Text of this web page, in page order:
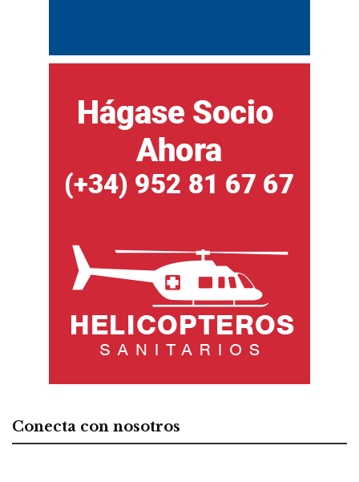
Conecta con nosotros